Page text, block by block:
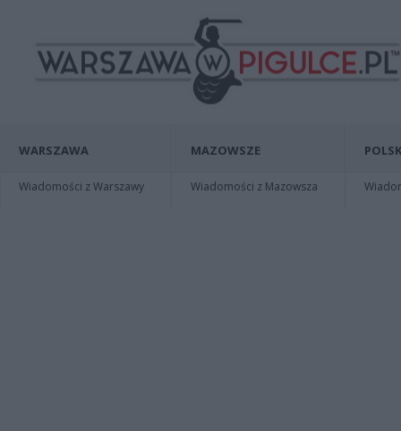
WARSZAWA
Wiadomości z Warszawy
MAZOWSZE
Wiadomości z Mazowsza